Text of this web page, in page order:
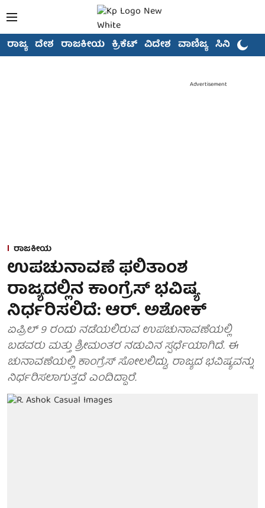
ರಾಜ್ಯ ದೇಶ ರಾಜಕೀಯ ಕ್ರಿಕೆಟ್ ವಿದೇಶ ವಾಣಿಜ್ಯ ಸಿನಿಮಾ
Advertisement
ರಾಜಕೀಯ
ಉಪಚುನಾವಣೆ ಫಲಿತಾಂಶ
ರಾಜ್ಯದಲ್ಲಿನ ಕಾಂಗ್ರೆಸ್ ಭವಿಷ್ಯ
ನಿರ್ಧರಿಸಲಿದೆ: ಆರ್. ಅಶೋಕ್
ಏಪ್ರಿಲ್ 9 ರಂದು ನಡೆಯಲಿರುವ ಉಪಚುನಾವಣೆಯಲ್ಲಿ
ಬಡವರು ಮತ್ತು ಶ್ರೀಮಂತರ ನಡುವಿನ ಸ್ಪರ್ಧೆಯಾಗಿದೆ. ಈ
ಚುನಾವಣೆಯಲ್ಲಿ ಕಾಂಗ್ರೆಸ್ ಸೋಲಲಿದ್ದು, ರಾಜ್ಯದ ಭವಿಷ್ಯವನ್ನು
ನಿರ್ಧರಿಸಲಾಗುತ್ತದೆ ಎಂದಿದ್ದಾರೆ.